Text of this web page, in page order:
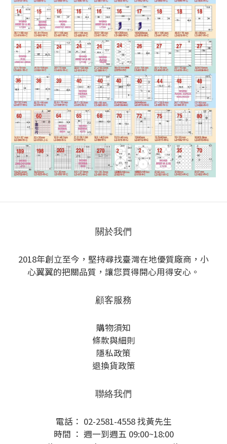
關於我們
2018年創立至今，堅持尋找臺灣在地優質廠商，小
心翼翼的把關品質，讓您買得開心用得安心。
顧客服務
購物須知
條款與細則
隱私政策
退換貨政策
聯絡我們
電話： 02-2581-4558 找黃先生
時間 ： 週一到週五 09:00~18:00